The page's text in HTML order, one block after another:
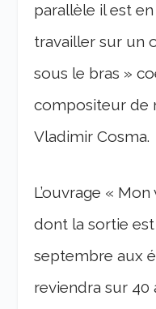
parallèle il est
travailler sur un
sous le bras »
compositeur de
Vladimir Cosma.
L’ouvrage «
dont la sortie
septembre aux
reviendra sur 40